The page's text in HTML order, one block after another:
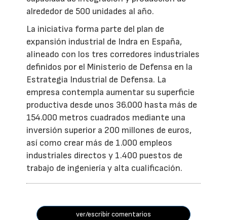
alrededor de 500 unidades al año.
La iniciativa forma parte del plan de
expansión industrial de Indra en España,
alineado con los tres corredores industriales
definidos por el Ministerio de Defensa en la
Estrategia Industrial de Defensa. La
empresa contempla aumentar su superficie
productiva desde unos 36.000 hasta más de
154.000 metros cuadrados mediante una
inversión superior a 200 millones de euros,
así como crear más de 1.000 empleos
industriales directos y 1.400 puestos de
trabajo de ingeniería y alta cualificación.
ver/escribir comentarios